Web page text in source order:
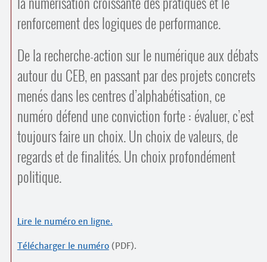
renforcement des logiques de performance.
De la recherche-action sur le numérique aux débats
autour du CEB, en passant par des projets concrets
menés dans les centres d’alphabétisation, ce
numéro défend une conviction forte : évaluer, c’est
toujours faire un choix. Un choix de valeurs, de
regards et de finalités. Un choix profondément
politique.
Lire le numéro en ligne.
Télécharger le numéro(PDF).